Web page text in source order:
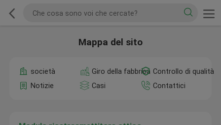
Mappa del sito
società Giro della fabbrica Controllo di qualità
Notizie
Casi Contattici